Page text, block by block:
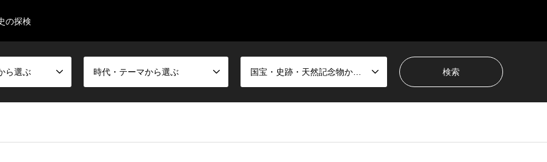
の探検
ら選ぶ 時代・テーマから選ぶ